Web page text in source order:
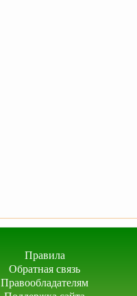
Правила
Обратная связь
Правообладателям